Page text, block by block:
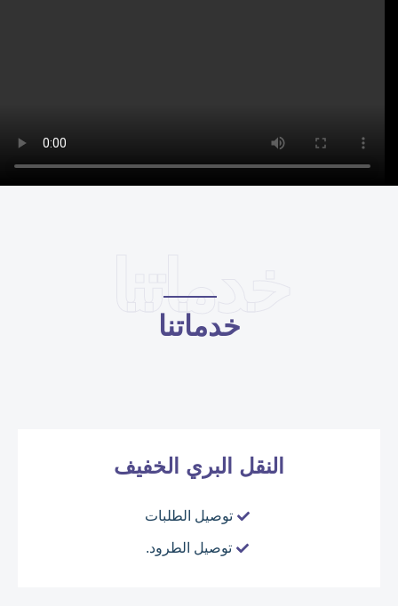
خدماتنا
خدماتنا
النقل البري الخفيف
توصيل الطلبات
توصيل الطرود.